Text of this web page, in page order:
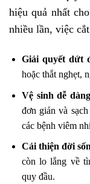
hiệu quả nhất
nhiều lần, việc
Giải quyết dứt
hoặc thắt nghẹt,
Vệ sinh dễ
đơn giản và
các bệnh viêm
Cải thiện đời
còn lo lắng về
quy đầu.